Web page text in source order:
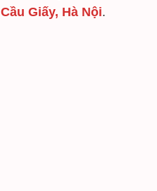
Giấy, Hà Nội.